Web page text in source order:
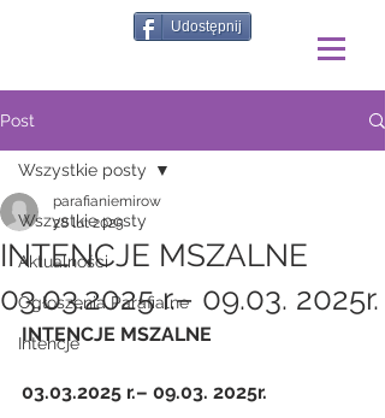
Udostępnij
Post
Wszystkie posty
Aktualności
Ogłoszenia Parafialne
Intencje
Wszystkie posty
INTENCJE MSZALNE
03.03.2025 r.– 09.03. 2025r.
parafianiemirow
28 lut 2025
INTENCJE MSZALNE
03.03.2025 r.– 09.03. 2025r.